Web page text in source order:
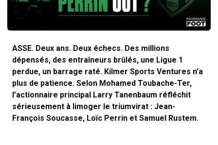
ASSE. Deux ans. Deux échecs. Des millions
dépensés, des entraîneurs brûlés, une Ligue 1
perdue, un barrage raté. Kilmer Sports Ventures n’a
plus de patience. Selon Mohamed Toubache-Ter,
l’actionnaire principal Larry Tanenbaum réfléchit
sérieusement à limoger le triumvirat : Jean-
François Soucasse, Loïc Perrin et Samuel Rustem.